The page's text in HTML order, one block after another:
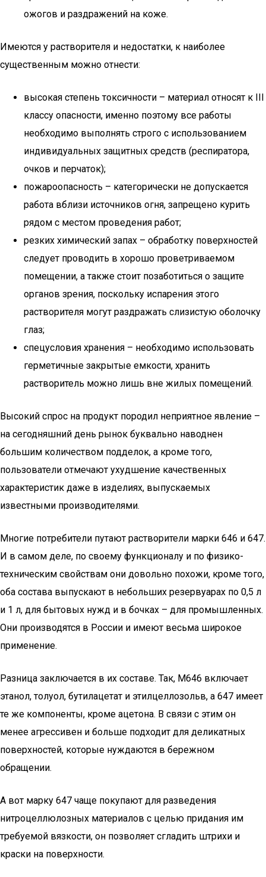
ожогов и раздражений на коже.
Имеются у растворителя и недостатки, к наиболее
существенным можно отнести:
высокая степень токсичности – материал относят к III
классу опасности, именно поэтому все работы
необходимо выполнять строго с использованием
индивидуальных защитных средств (респиратора,
очков и перчаток);
пожароопасность – категорически не допускается
работа вблизи источников огня, запрещено курить
рядом с местом проведения работ;
резких химический запах – обработку поверхностей
следует проводить в хорошо проветриваемом
помещении, а также стоит позаботиться о защите
органов зрения, поскольку испарения этого
растворителя могут раздражать слизистую оболочку
глаз;
спецусловия хранения – необходимо использовать
герметичные закрытые емкости, хранить
растворитель можно лишь вне жилых помещений.
Высокий спрос на продукт породил неприятное явление –
на сегодняшний день рынок буквально наводнен
большим количеством подделок, а кроме того,
пользователи отмечают ухудшение качественных
характеристик даже в изделиях, выпускаемых
известными производителями.
Многие потребители путают растворители марки 646 и 647.
И в самом деле, по своему функционалу и по физико-
техническим свойствам они довольно похожи, кроме того,
оба состава выпускают в небольших резервуарах по 0,5 л
и 1 л, для бытовых нужд и в бочках – для промышленных.
Они производятся в России и имеют весьма широкое
применение.
Разница заключается в их составе. Так, М646 включает
этанол, толуол, бутилацетат и этилцеллозольв, а 647 имеет
те же компоненты, кроме ацетона. В связи с этим он
менее агрессивен и больше подходит для деликатных
поверхностей, которые нуждаются в бережном
обращении.
А вот марку 647 чаще покупают для разведения
нитроцеллюлозных материалов с целью придания им
требуемой вязкости, он позволяет сгладить штрихи и
краски на поверхности.